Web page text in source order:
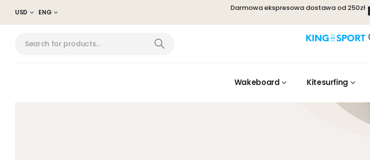
USD ENG Darmowa ekspresowa dostawa od 250zł
Wakeboard Kitesurfing